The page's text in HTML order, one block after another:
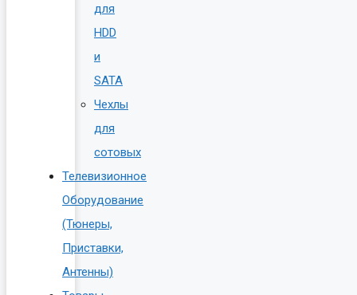
для
HDD
и
SATA
Чехлы
для
сотовых
Телевизионное
Оборудование
(Тюнеры,
Приставки,
Антенны)